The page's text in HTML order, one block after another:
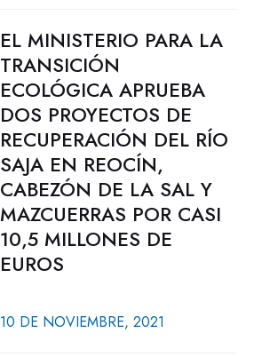
EL MINISTERIO PARA LA
TRANSICIÓN
ECOLÓGICA APRUEBA
DOS PROYECTOS DE
RECUPERACIÓN DEL RÍO
SAJA EN REOCÍN,
CABEZÓN DE LA SAL Y
MAZCUERRAS POR CASI
10,5 MILLONES DE
EUROS
10 DE NOVIEMBRE, 2021